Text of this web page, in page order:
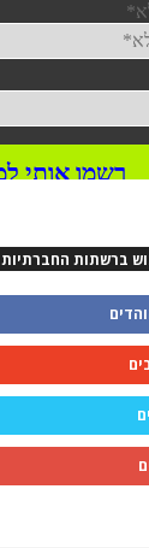
ברשתות החברתיות